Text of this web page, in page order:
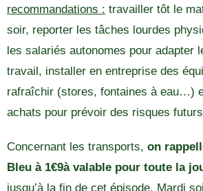
recommandations : travailler tôt le
soir, reporter les tâches lourdes
les salariés autonomes pour adapter
travail, installer en entreprise des
rafraîchir (stores, fontaines à eau…)
achats pour prévoir des risques
Concernant les transports, on
Bleu à 1€9à valable pour toute la
jusqu’à la fin de cet épisode. Mardi